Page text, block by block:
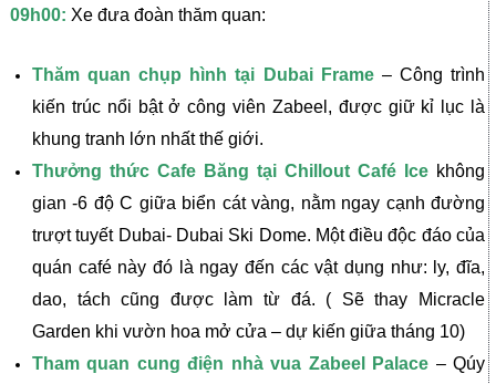
09h00: Xe đưa đoàn thăm quan:
Thăm quan chụp hình tại Dubai Frame – Công trình
kiến trúc nổi bật ở công viên Zabeel, được giữ kỉ lục là
khung tranh lớn nhất thế giới.
Thưởng thức Cafe Băng tại Chillout Café Ice không
gian -6 độ C giữa biển cát vàng, nằm ngay cạnh đường
trượt tuyết Dubai- Dubai Ski Dome. Một điều độc đáo của
quán café này đó là ngay đến các vật dụng như: ly, đĩa,
dao, tách cũng được làm từ đá. ( Sẽ thay Micracle
Garden khi vườn hoa mở cửa – dự kiến giữa tháng 10)
Tham quan cung điện nhà vua Zabeel Palace – Qúy